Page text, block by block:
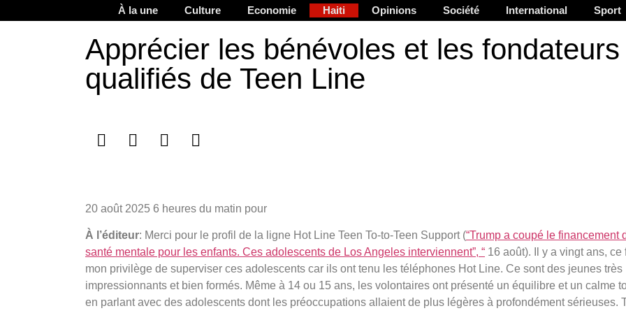
À la une Culture Economie Haiti Opinions Société International Sport
Apprécier les bénévoles et les fondateurs
qualifiés de Teen Line
20 août 2025 6 heures du matin pour
À l’éditeur: Merci pour le profil de la ligne Hot Line Teen To-to-Teen Support (“Trump a coupé le financement
santé mentale pour les enfants. Ces adolescents de Los Angeles interviennent”, “ 16 août). Il y a vingt ans, ce
mon privilège de superviser ces adolescents car ils ont tenu les téléphones Hot Line. Ce sont des jeunes très
impressionnants et bien formés. Même à 14 ou 15 ans, les volontaires ont présenté un équilibre et un calme
en parlant avec des adolescents dont les préoccupations allaient de plus légères à profondément sérieuses.